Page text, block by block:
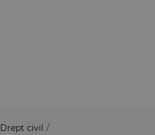
Drept civil /